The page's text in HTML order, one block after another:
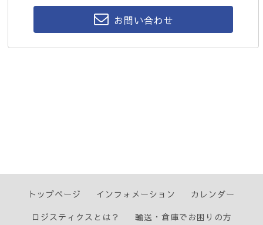
お問い合わせ
トップページ インフォメーション
カレンダー
ロジスティクスとは？
輸送・倉庫でお困りの方